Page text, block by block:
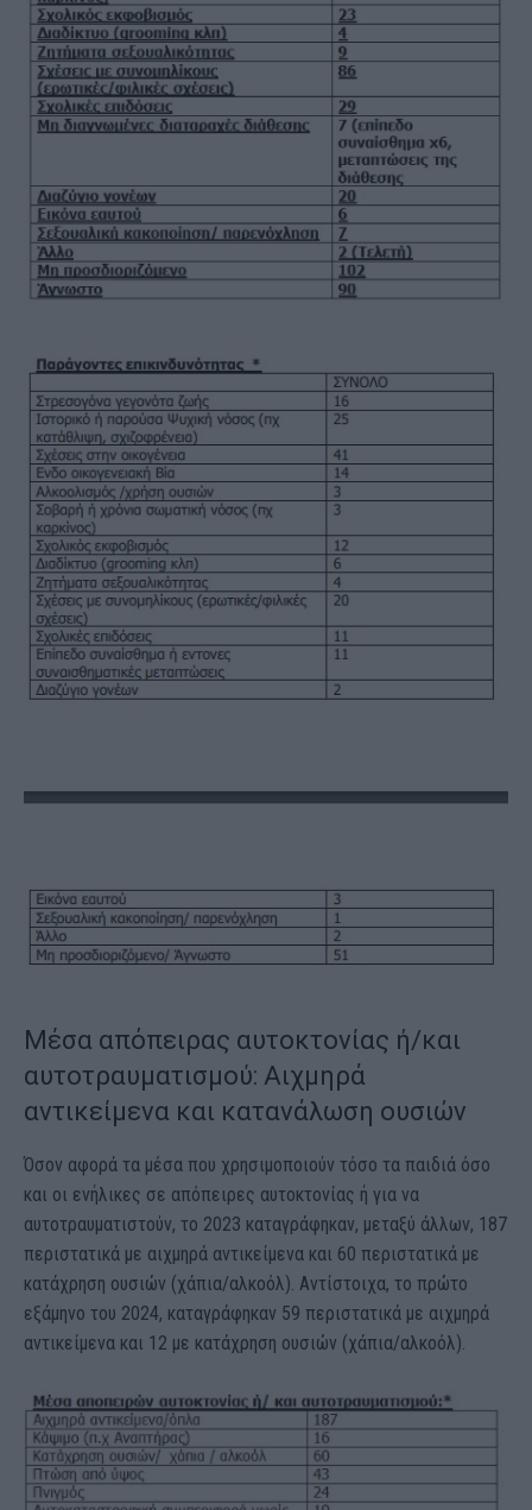
Μέσα απόπειρας αυτοκτονίας ή/και
αυτοτραυματισμού: Αιχμηρά
αντικείμενα και κατανάλωση ουσιών
Όσον αφορά τα μέσα που χρησιμοποιούν τόσο τα παιδιά όσο
και οι ενήλικες σε απόπειρες αυτοκτονίας ή για να
αυτοτραυματιστούν, το 2023 καταγράφηκαν, μεταξύ άλλων, 187
περιστατικά με αιχμηρά αντικείμενα και 60 περιστατικά με
κατάχρηση ουσιών (χάπια/αλκοόλ). Αντίστοιχα, το πρώτο
εξάμηνο του 2024, καταγράφηκαν 59 περιστατικά με αιχμηρά
αντικείμενα και 12 με κατάχρηση ουσιών (χάπια/αλκοόλ).